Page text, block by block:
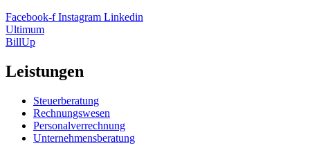
Facebook-f Instagram Linkedin
Ultimum
BillUp
Leistungen
Steuerberatung
Rechnungswesen
Personalverrechnung
Unternehmensberatung